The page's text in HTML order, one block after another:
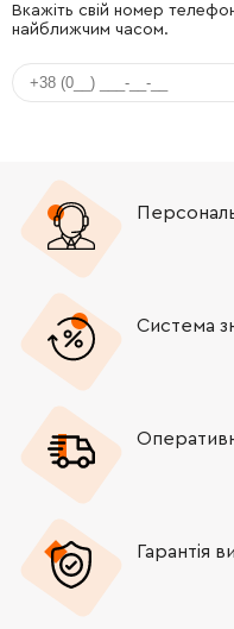
Вкажіть свій номер
найближчим часом.
Система
Гарантія